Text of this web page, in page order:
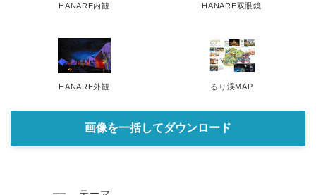
HANARE内観 HANARE双眼鏡
HANARE外観 るり渓MAP
画像を一括してダウンロード